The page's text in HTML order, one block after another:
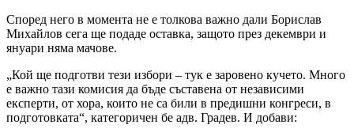
Според него в момента не е толкова важно дали Борислав
Михайлов сега ще подаде оставка, защото през декември и
януари няма мачове.
„Кой ще подготви тези избори – тук е заровено кучето. Много
е важно тази комисия да бъде съставена от независими
експерти, от хора, които не са били в предишни конгреси, в
подготовката“, категоричен бе адв. Градев. И добави: